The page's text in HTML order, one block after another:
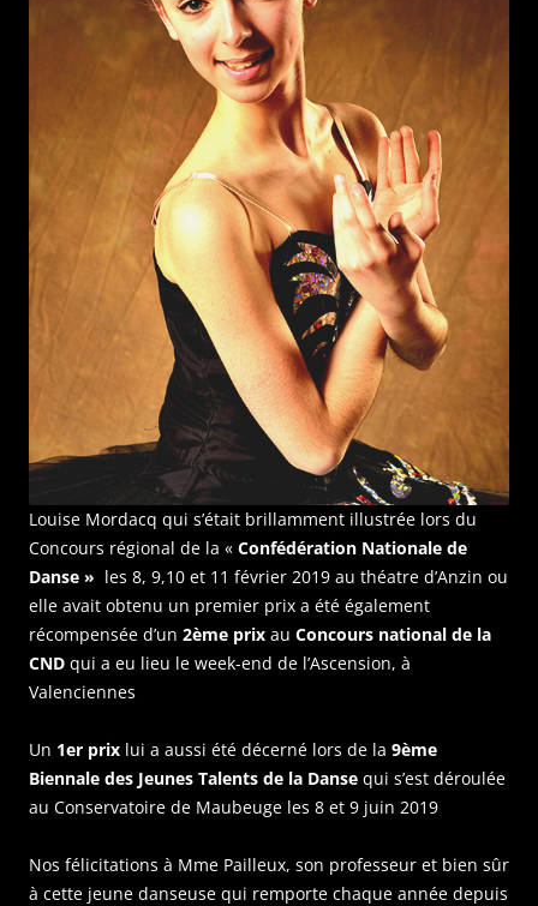
Louise Mordacq qui s’était brillamment illustrée lors du
Concours régional de la « Confédération Nationale de
Danse » les 8, 9,10 et 11 février 2019 au théatre d’Anzin ou
elle avait obtenu un premier prix a été également
récompensée d’un 2ème prix au Concours national de la
CND qui a eu lieu le week-end de l’Ascension, à
Valenciennes
Un 1er prix lui a aussi été décerné lors de la 9ème
Biennale des Jeunes Talents de la Danse qui s’est déroulée
au Conservatoire de Maubeuge les 8 et 9 juin 2019
Nos félicitations à Mme Pailleux, son professeur et bien sûr
à cette jeune danseuse qui remporte chaque année depuis